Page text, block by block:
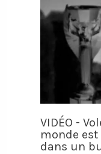
VIDÉO -
monde
dans un